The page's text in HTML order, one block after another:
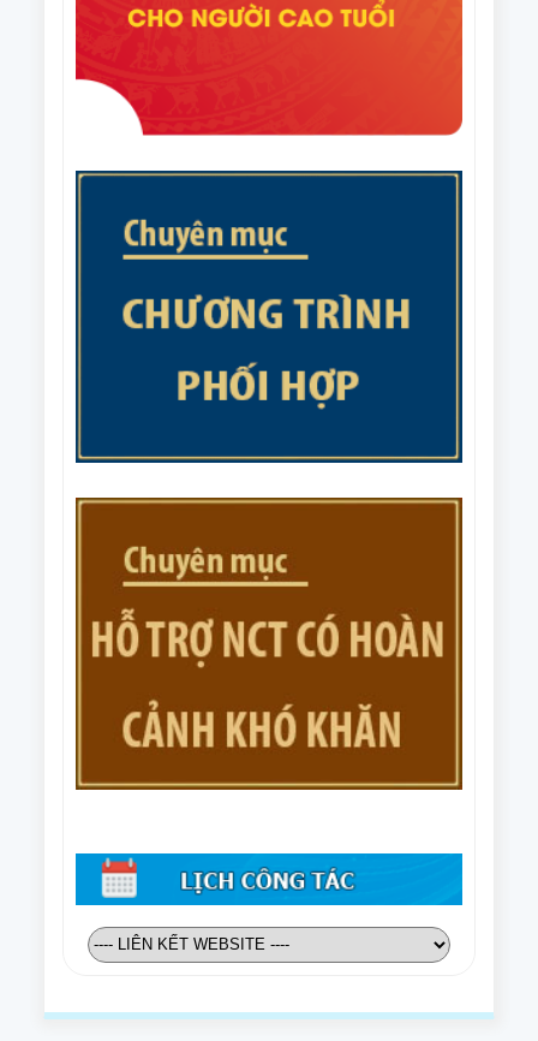
câu lạc bộ liên thế hệ tự giúp nhau đến năm 2035
Văn bản số 215/CV-HNCT/BCS ngày 31/7/2025 của
việc phối hợp tổ chức Giải cầu lông trung cao tuổi
quốc gia năm 2025.
Văn bản số 187/BTV-HNCT ngày 8/7/2025 của Ban
Thường vụ Trung ương Hội NCT Việt Nam về các